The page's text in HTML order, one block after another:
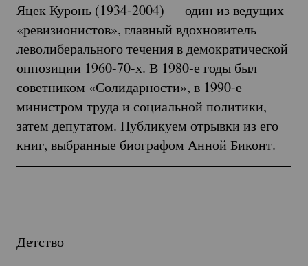
Яцек Куронь (1934-2004) — один из ведущих
«ревизионистов», главный вдохновитель
леволиберального течения в демократической
оппозиции 1960-70-х. В 1980‐е годы был
советником «Солидарности», в 1990-е —
министром труда и социальной политики,
затем депутатом. Публикуем отрывки из его
книг, выбранные биографом Анной Биконт.
Детство